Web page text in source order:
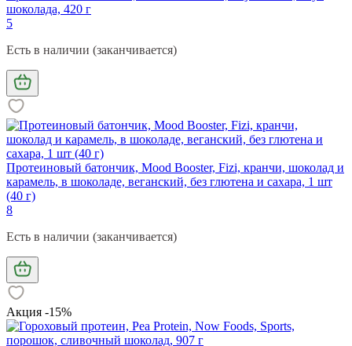
шоколада, 420 г
5
Есть в наличии (заканчивается)
Протеиновый батончик, Mood Booster, Fizi, кранчи, шоколад и
карамель, в шоколаде, веганский, без глютена и сахара, 1 шт
(40 г)
8
Есть в наличии (заканчивается)
Акция -15%